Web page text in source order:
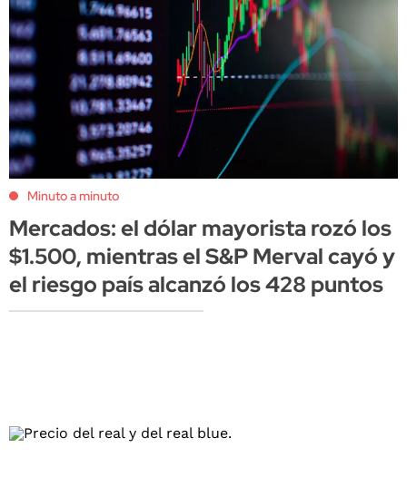
Minuto a minuto
Mercados: el dólar mayorista rozó los
$1.500, mientras el S&P Merval cayó y
el riesgo país alcanzó los 428 puntos